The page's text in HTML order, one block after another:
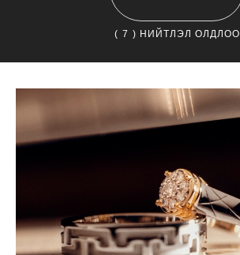
( 7 ) НИЙТЛЭЛ ОЛДЛОО